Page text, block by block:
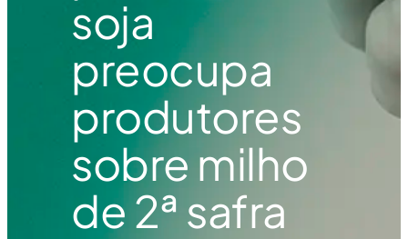
soja
preocupa
produtores
sobre milho
de 2ª safra